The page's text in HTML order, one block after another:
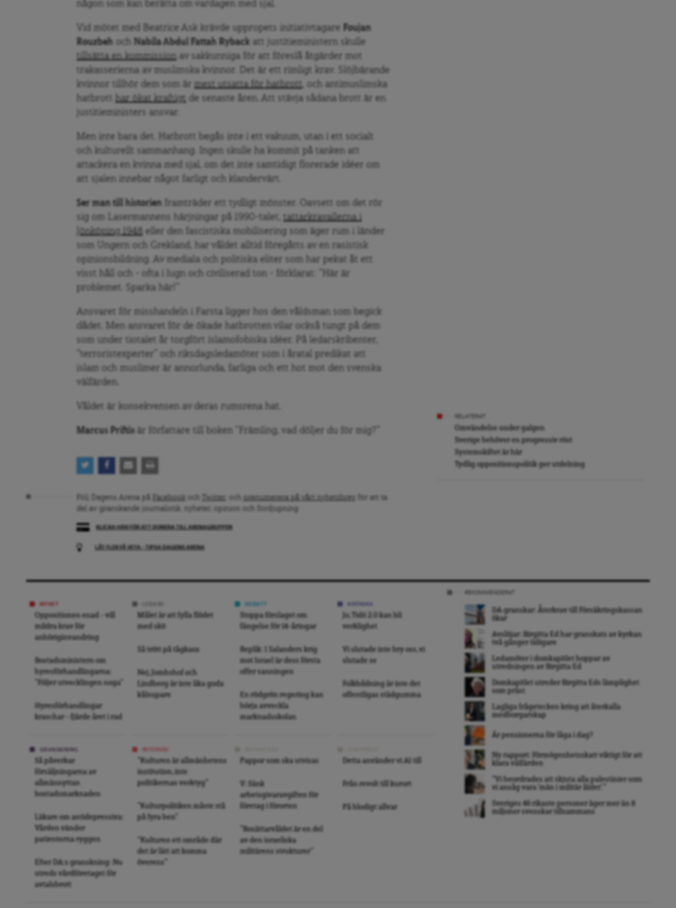
någon som kan berätta om vardagen med sjal.
Vid mötet med Beatrice Ask krävde uppropets initiativtagare Foujan
Rouzbeh och Nabila Abdul Fattah Ryback att justitieministern skulle
tillsätta en kommission av sakkunniga för att föreslå åtgärder mot
trakasserierna av muslimska kvinnor. Det är ett rimligt krav. Slöjbärande
kvinnor tillhör dem som är mest utsatta för hatbrott, och antimuslimska
hatbrott har ökat kraftigt de senaste åren. Att stävja sådana brott är en
justitieministers ansvar.
Men inte bara det. Hatbrott begås inte i ett vakuum, utan i ett socialt
och kulturellt sammanhang. Ingen skulle ha kommit på tanken att
attackera en kvinna med sjal, om det inte samtidigt florerade idéer om
att sjalen innebar något farligt och klandervärt.
Ser man till historien framträder ett tydligt mönster. Oavsett om det rör
sig om Lasermannens härjningar på 1990-talet, tattarkravallerna i
Jönköping 1948 eller den fascistiska mobilisering som äger rum i länder
som Ungern och Grekland, har våldet alltid föregåtts av en rasistisk
opinionsbildning. Av mediala och politiska eliter som har pekat åt ett
visst håll och – ofta i lugn och civiliserad ton – förklarat: ”Här är
problemet. Sparka här!”
Ansvaret för misshandeln i Farsta ligger hos den våldsman som begick
dådet. Men ansvaret för de ökade hatbrotten vilar också tungt på dem
som under tiotalet år torgfört islamofobiska idéer. På ledarskribenter,
”terroristexperter” och riksdagsledamöter som i åratal predikat att
islam och muslimer är annorlunda, farliga och ett hot mot den svenska
välfärden.
Våldet är konsekvensen av deras rumsrena hat.
Marcus Priftis är författare till boken ”Främling, vad döljer du för mig?”
Följ Dagens Arena på Facebook Twitter prenumerera på vårt nyhetsbrev
för att ta
del av granskande journalistik, nyheter, opinion och fördjupning.
LÅT FLER FÅ VETA – TIPSA DAGENS ARENA
Omvändelse under galgen
Sverige behöver en progressiv röst
Systemskiftet är här
Tydlig oppositionspolitik ger utdelning
NYHET
Oppositionen enad – vill
mildra krav för
anhöriginvandring
Bostadsministern om
hyresförhandlingarna:
”Följer utvecklingen noga”
Hyresförhandlingar
kraschar – fjärde året i rad
Målet är att fylla flödet
med skit
Så trött på tågkaos
Nej, Jomhshof och
Lindberg är inte lika goda
kålsupare
Stoppa förslaget om
fängelse för 14-åringar
Replik: I Salanders krig
mot Israel är dess första
offer sanningen
En rödgrön regering kan
börja avveckla
marknadsskolan
Jo, Tidö 2.0 kan bli
verklighet
Vi slutade inte bry oss, vi
slutade se
Folkbildning är inte det
offentligas städgumma
Så påverkar
försäljningarna av
allmännyttan
bostadsmarknaden
Läkare om antidepressiva:
Vården vänder
patienterna ryggen
Efter DA:s granskning: Nu
utreds vårdföretaget för
avtalsbrott
”Kulturen är allmänhetens
institution, inte
politikernas verktyg”
”Kulturpolitiken måste stå
på fyra ben”
”Kulturen ett område där
det är lätt att komma
överens”
Pappor som ska utvisas
V: Sänk
arbetsgivaravgiften för
företag i förorten
”Bosättarvåldet är en del
av den israeliska
militärens strukturer”
Detta använder vi AI till
Från revolt till kurort
På blodigt allvar
DA granskar: Återkrav till Försäkringskassan
ökar
Avslöjar: Birgitta Ed har granskats av kyrkan
två gånger tidigare
Ledamöter i domkapitlet hoppar av
utredningen av Birgitta Ed
Domkapitlet utreder Birgitta Eds lämplighet
som präst
Lagliga frågetecken kring att återkalla
medborgarskap
Är pensionerna för låga i dag?
Ny rapport: Förmögenhetsskatt viktigt för att
klara välfärden
”Vi beordrades att skjuta alla palestinier som
vi ansåg vara ’män i militär ålder’. ”
Sveriges 46 rikaste personer äger mer än 8
miljoner svenskar tillsammans